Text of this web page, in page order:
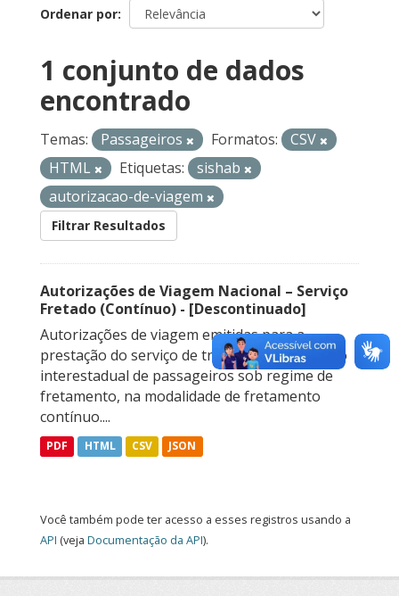
Ordenar por
1 conjunto de dados
encontrado
Temas: Passageiros Formatos:
CSV
HTML
Etiquetas:
sishab
autorizacao-de-viagem
Filtrar Resultados
Autorizações de Viagem Nacional – Serviço
Fretado (Contínuo) - [Descontinuado]
Autorizações de viagem emitidas para a
prestação do serviço de transporte rodoviário
interestadual de passageiros sob regime de
fretamento, na modalidade de fretamento
contínuo....
PDF HTML CSV JSON
Você também pode ter acesso a esses registros usando a
API (veja Documentação da API).